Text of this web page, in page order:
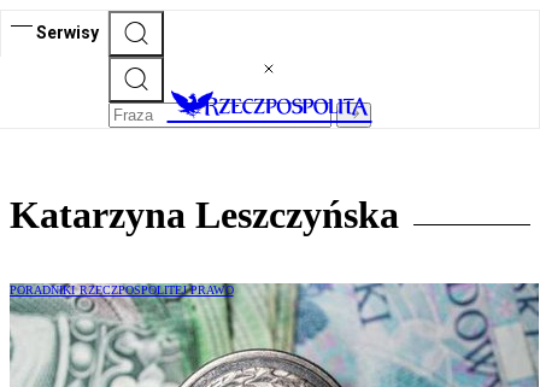
Serwisy
Katarzyna Leszczyńska
PORADNIKI RZECZPOSPOLITEJ PRAWO
Wakacje składkowe: Nowa ulga dla
przedsiębiorców od listopada